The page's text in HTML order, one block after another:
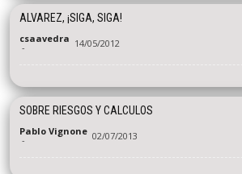
ALVAREZ, ¡SIGA, SIGA!
csaavedra
- 14/05/2012
SOBRE RIESGOS Y CALCULOS
Pablo Vignone
- 02/07/2013